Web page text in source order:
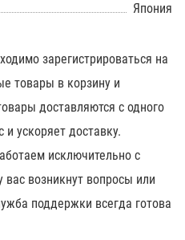
Япония
зарегистрироваться на
товары в корзину и
доставляются с одного
ускоряет доставку.
исключительно с
возникнут вопросы или
поддержки всегда готова